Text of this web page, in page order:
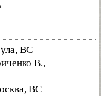
ВС
В.,
ВС